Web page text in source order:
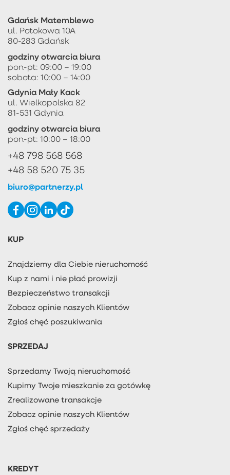
Gdańsk Matemblewo
ul. Potokowa 10A
80-283 Gdańsk
godziny otwarcia biura
pon-pt: 09:00 – 19:00
sobota: 10:00 – 14:00
Gdynia Mały Kack
ul. Wielkopolska 82
81-531 Gdynia
godziny otwarcia biura
pon-pt: 10:00 – 18:00
+48 798 568 568
+48 58 520 75 35
biuro@partnerzy.pl
KUP
Znajdziemy dla Ciebie nieruchomość
Kup z nami i nie płać prowizji
Bezpieczeństwo transakcji
Zobacz opinie naszych Klientów
Zgłoś chęć poszukiwania
SPRZEDAJ
Sprzedamy Twoją nieruchomość
Kupimy Twoje mieszkanie za gotówkę
Zrealizowane transakcje
Zobacz opinie naszych Klientów
Zgłoś chęć sprzedaży
KREDYT